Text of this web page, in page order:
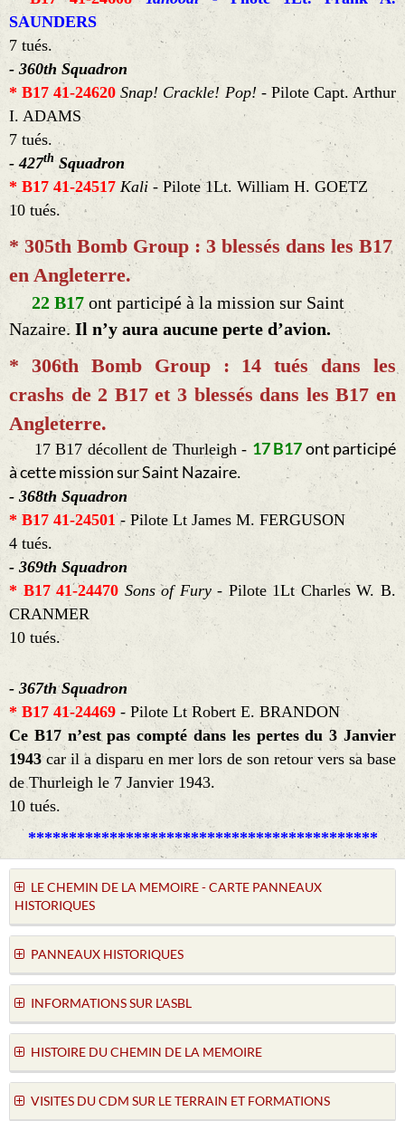
SAUNDERS
7 tués.
- 360th Squadron
* B17 41-24620 Snap! Crackle! Pop! - Pilote Capt. Arthur
I. ADAMS
7 tués.
- 427thSquadron
* B17 41-24517 Kali - Pilote 1Lt. William H. GOETZ
10 tués.
* 305th Bomb Group : 3 blessés dans les B17
en Angleterre.
22 B17 ont participé à la mission sur Saint
Nazaire. Il n’y aura aucune perte d’avion.
* 306th Bomb Group : 14 tués dans les
crashs de 2 B17 et 3 blessés dans les B17 en
Angleterre.
17 B17 décollent de Thurleigh - 17B17ont participé
à cette mission sur Saint Nazaire.
- 368th Squadron
* B17 41-24501- Pilote Lt James M. FERGUSON
4 tués.
- 369th Squadron
* B17 41-24470 Sons of Fury - Pilote 1Lt Charles W. B.
CRANMER
10 tués.
- 367th Squadron
* B17 41-24469 - Pilote Lt Robert E. BRANDON
Ce B17 n’est pas compté dans les pertes du 3 Janvier
1943car il a disparu en mer lors de son retour vers sa base
de Thurleigh le 7 Janvier 1943.
10 tués.
*******************************************
LE CHEMIN DE LA MEMOIRE - CARTE PANNEAUX
HISTORIQUES
PANNEAUX HISTORIQUES
INFORMATIONS SUR L'ASBL
HISTOIRE DU CHEMIN DE LA MEMOIRE
VISITES DU CDM SUR LE TERRAIN ET FORMATIONS